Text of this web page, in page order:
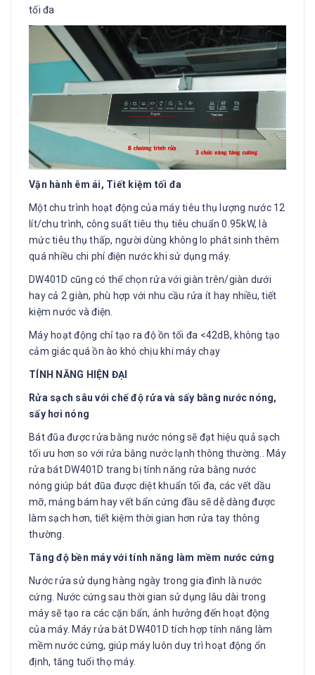
tối đa
Vận hành êm ái, Tiết kiệm tối đa
Một chu trình hoạt động của máy tiêu thụ lượng nước 12
lít/chu trình, công suất tiêu thụ tiêu chuẩn 0.95kW, là
mức tiêu thụ thấp, người dùng không lo phát sinh thêm
quá nhiều chi phí điện nước khi sử dụng máy.
DW401D cũng có thể chọn rửa với giàn trên/giàn dưới
hay cả 2 giàn, phù hợp với nhu cầu rửa ít hay nhiều, tiết
kiệm nước và điện.
Máy hoạt động chỉ tạo ra độ ồn tối đa <42dB, không tạo
cảm giác quá ồn ào khó chịu khi máy chạy
TÍNH NĂNG HIỆN ĐẠI
Rửa sạch sâu với chế độ rửa và sấy bằng nước nóng,
sấy hơi nóng
Bát đũa được rửa bằng nước nóng sẽ đạt hiệu quả sạch
tối ưu hơn so với rửa bằng nước lạnh thông thường.. Máy
rửa bát DW401D trang bị tính năng rửa bằng nước
nóng giúp bát đũa được diệt khuẩn tối đa, các vết dầu
mỡ, mảng bám hay vết bẩn cứng đầu sẽ dễ dàng được
làm sạch hơn, tiết kiệm thời gian hơn rửa tay thông
thường.
Tăng độ bền máy với tính năng làm mềm nước cứng
Nước rửa sử dụng hàng ngày trong gia đình là nước
cứng. Nước cứng sau thời gian sử dụng lâu dài trong
máy sẽ tạo ra các cặn bẩn, ảnh hưởng đến hoạt động
của máy. Máy rửa bát DW401D tích hợp tính năng làm
mềm nước cứng, giúp máy luôn duy trì hoạt động ổn
định, tăng tuổi thọ máy.